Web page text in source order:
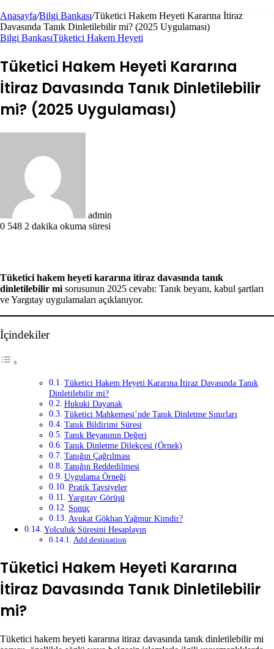
Anasayfa/Bilgi Bankası/Tüketici Hakem Heyeti Kararına İtiraz
Davasında Tanık Dinletilebilir mi? (2025 Uygulaması)
Bilgi BankasıTüketici Hakem Heyeti
Tüketici Hakem Heyeti Kararına
İtiraz Davasında Tanık Dinletilebilir
mi? (2025 Uygulaması)
admin
0 548 2 dakika okuma süresi
Tüketici hakem heyeti kararına itiraz davasında tanık
dinletilebilir mi sorusunun 2025 cevabı: Tanık beyanı, kabul şartları
ve Yargıtay uygulamaları açıklanıyor.
İçindekiler
Tüketici Hakem Heyeti Kararına İtiraz Davasında Tanık
Dinletilebilir mi?
Hukuki Dayanak
Tüketici Mahkemesi’nde Tanık Dinletme Sınırları
Tanık Bildirimi Süresi
Tanık Beyanının Değeri
Tanık Dinletme Dilekçesi (Örnek)
Tanığın Çağrılması
Tanığın Reddedilmesi
Uygulama Örneği
Pratik Tavsiyeler
Yargıtay Görüşü
Sonuç
Avukat Gökhan Yağmur Kimdir?
Yolculuk Süresini Hesaplayın
Add destination
Tüketici Hakem Heyeti Kararına
İtiraz Davasında Tanık Dinletilebilir
mi?
Tüketici hakem heyeti kararına itiraz davasında tanık dinletilebilir mi